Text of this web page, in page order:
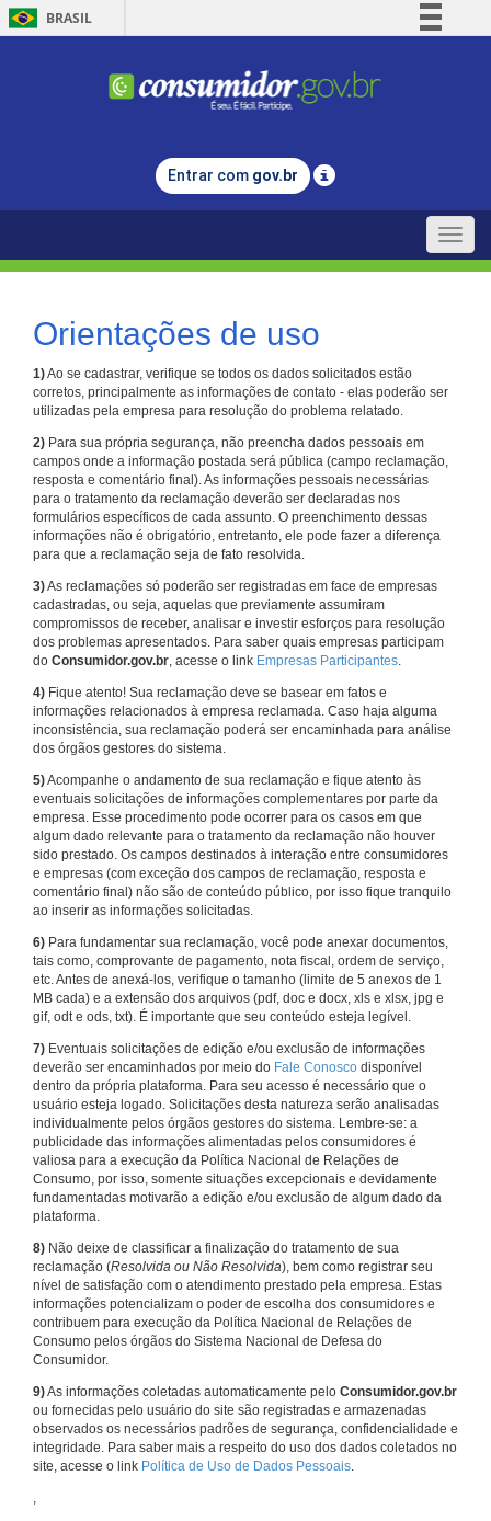
BRASIL
Comunica BR
Legislação
Entrar com gov.br
Toggle
Orientações de uso
1)Ao se cadastrar, verifique se todos os dados solicitados estão
corretos, principalmente as informações de contato - elas poderão ser
utilizadas pela empresa para resolução do problema relatado.
2) Para sua própria segurança, não preencha dados pessoais em
campos onde a informação postada será pública (campo reclamação,
resposta e comentário final). As informações pessoais necessárias
para o tratamento da reclamação deverão ser declaradas nos
formulários específicos de cada assunto. O preenchimento dessas
informações não é obrigatório, entretanto, ele pode fazer a diferença
para que a reclamação seja de fato resolvida.
3)As reclamações só poderão ser registradas em face de empresas
cadastradas, ou seja, aquelas que previamente assumiram
compromissos de receber, analisar e investir esforços para resolução
dos problemas apresentados. Para saber quais empresas participam
do Consumidor.gov.br, acesse o link Empresas Participantes.
4) Fique atento! Sua reclamação deve se basear em fatos e
informações relacionados à empresa reclamada. Caso haja alguma
inconsistência, sua reclamação poderá ser encaminhada para análise
dos órgãos gestores do sistema.
5)Acompanhe o andamento de sua reclamação e fique atento às
eventuais solicitações de informações complementares por parte da
empresa. Esse procedimento pode ocorrer para os casos em que
algum dado relevante para o tratamento da reclamação não houver
sido prestado. Os campos destinados à interação entre consumidores
e empresas (com exceção dos campos de reclamação, resposta e
comentário final) não são de conteúdo público, por isso fique tranquilo
ao inserir as informações solicitadas.
6) Para fundamentar sua reclamação, você pode anexar documentos,
tais como, comprovante de pagamento, nota fiscal, ordem de serviço,
etc. Antes de anexá-los, verifique o tamanho (limite de 5 anexos de 1
MB cada) e a extensão dos arquivos (pdf, doc e docx, xls e xlsx, jpg e
gif, odt e ods, txt). É importante que seu conteúdo esteja legível.
7) Eventuais solicitações de edição e/ou exclusão de informações
deverão ser encaminhados por meio do Fale Conosco disponível
dentro da própria plataforma. Para seu acesso é necessário que o
usuário esteja logado. Solicitações desta natureza serão analisadas
individualmente pelos órgãos gestores do sistema. Lembre-se: a
publicidade das informações alimentadas pelos consumidores é
valiosa para a execução da Política Nacional de Relações de
Consumo, por isso, somente situações excepcionais e devidamente
fundamentadas motivarão a edição e/ou exclusão de algum dado da
plataforma.
8) Não deixe de classificar a finalização do tratamento de sua
reclamação (Resolvida ou Não Resolvida), bem como registrar seu
nível de satisfação com o atendimento prestado pela empresa. Estas
informações potencializam o poder de escolha dos consumidores e
contribuem para execução da Política Nacional de Relações de
Consumo pelos órgãos do Sistema Nacional de Defesa do
Consumidor.
9)As informações coletadas automaticamente pelo Consumidor.gov.br
ou fornecidas pelo usuário do site são registradas e armazenadas
observados os necessários padrões de segurança, confidencialidade e
integridade. Para saber mais a respeito do uso dos dados coletados no
site, acesse o link Política de Uso de Dados Pessoais.
,